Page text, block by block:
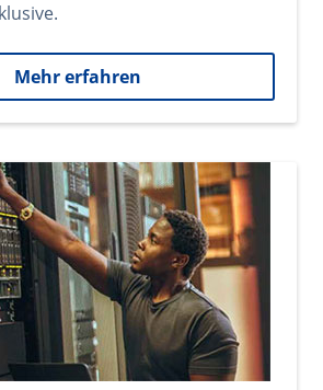
Mehr erfahren